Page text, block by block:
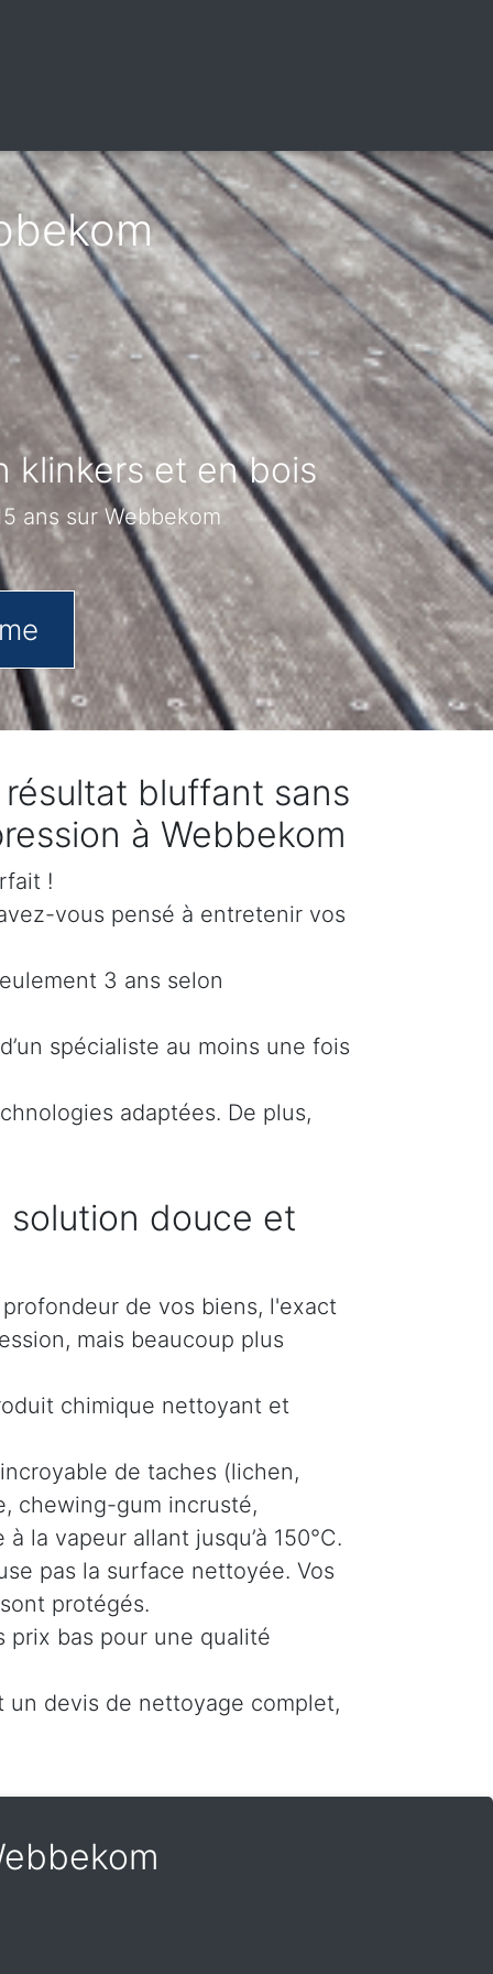
klinkers et en bois
ans sur Webbekom
bluffant sans
à Webbekom
!
vous pensé à entretenir vos
3 ans selon
spécialiste au moins une fois
adaptées. De plus,
solution douce et
de vos biens, l'exact
mais beaucoup plus
chimique nettoyant et
de taches (lichen,
chewing-gum incrusté,
la vapeur allant jusqu’à 150°C.
pas la surface nettoyée. Vos
protégés.
prix bas pour une qualité
un devis de nettoyage complet,